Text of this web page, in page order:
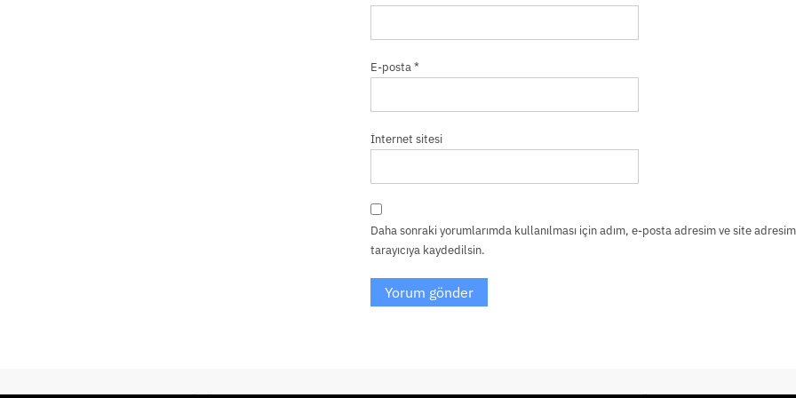
E-posta*
İnternet sitesi
Daha sonraki yorumlarımda kullanılması için adım, e-posta adresim ve site
tarayıcıya kaydedilsin.